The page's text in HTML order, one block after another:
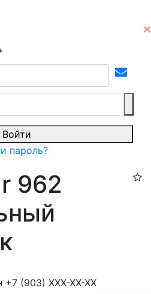
Войти
пароль?
962
+7 (903) XXX-XX-XX